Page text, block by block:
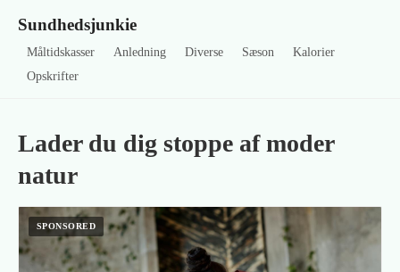
Sundhedsjunkie
Måltidskasser Anledning Diverse Sæson
Kalorier
Opskrifter
Lader du dig stoppe af moder
natur